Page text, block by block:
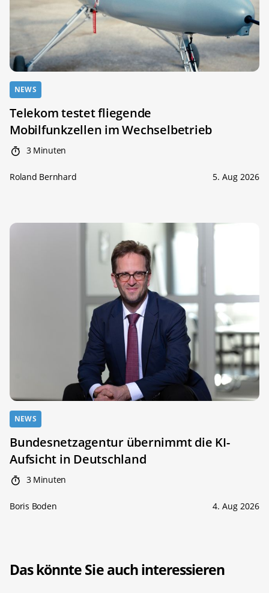
NEWS
Telekom testet fliegende
Mobilfunkzellen im Wechselbetrieb
3 Minuten
Roland Bernhard 5. Aug 2026
NEWS
Bundesnetzagentur übernimmt die KI-
Aufsicht in Deutschland
3 Minuten
Boris Boden 4. Aug 2026
Das könnte Sie auch interessieren